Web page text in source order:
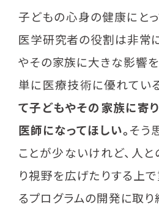
子どもの心身の健康にと
医学研究者の役割は非常
やその家族に大きな影響を
単に医療技術に優れてい
て子どもやその家族に寄
医師になってほしい。そう
ことが少ないけれど、人
り視野を広げたりする上
るプログラムの開発に取り